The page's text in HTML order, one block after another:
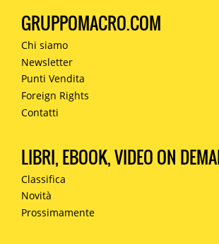
GRUPPOMACRO.COM
Chi siamo
Newsletter
Punti Vendita
Foreign Rights
Contatti
LIBRI, EBOOK, VIDEO ON
Classifica
Novità
Prossimamente